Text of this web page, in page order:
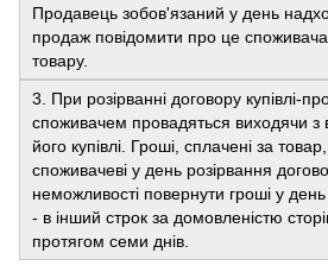
Продавець зобов'язаний у день
продаж повідомити про це
товару.
3. При розірванні договору купівлі-
споживачем провадяться виходячи з
його купівлі. Гроші, сплачені за
споживачеві у день розірвання
неможливості повернути гроші у
- в інший строк за домовленістю
протягом семи днів.